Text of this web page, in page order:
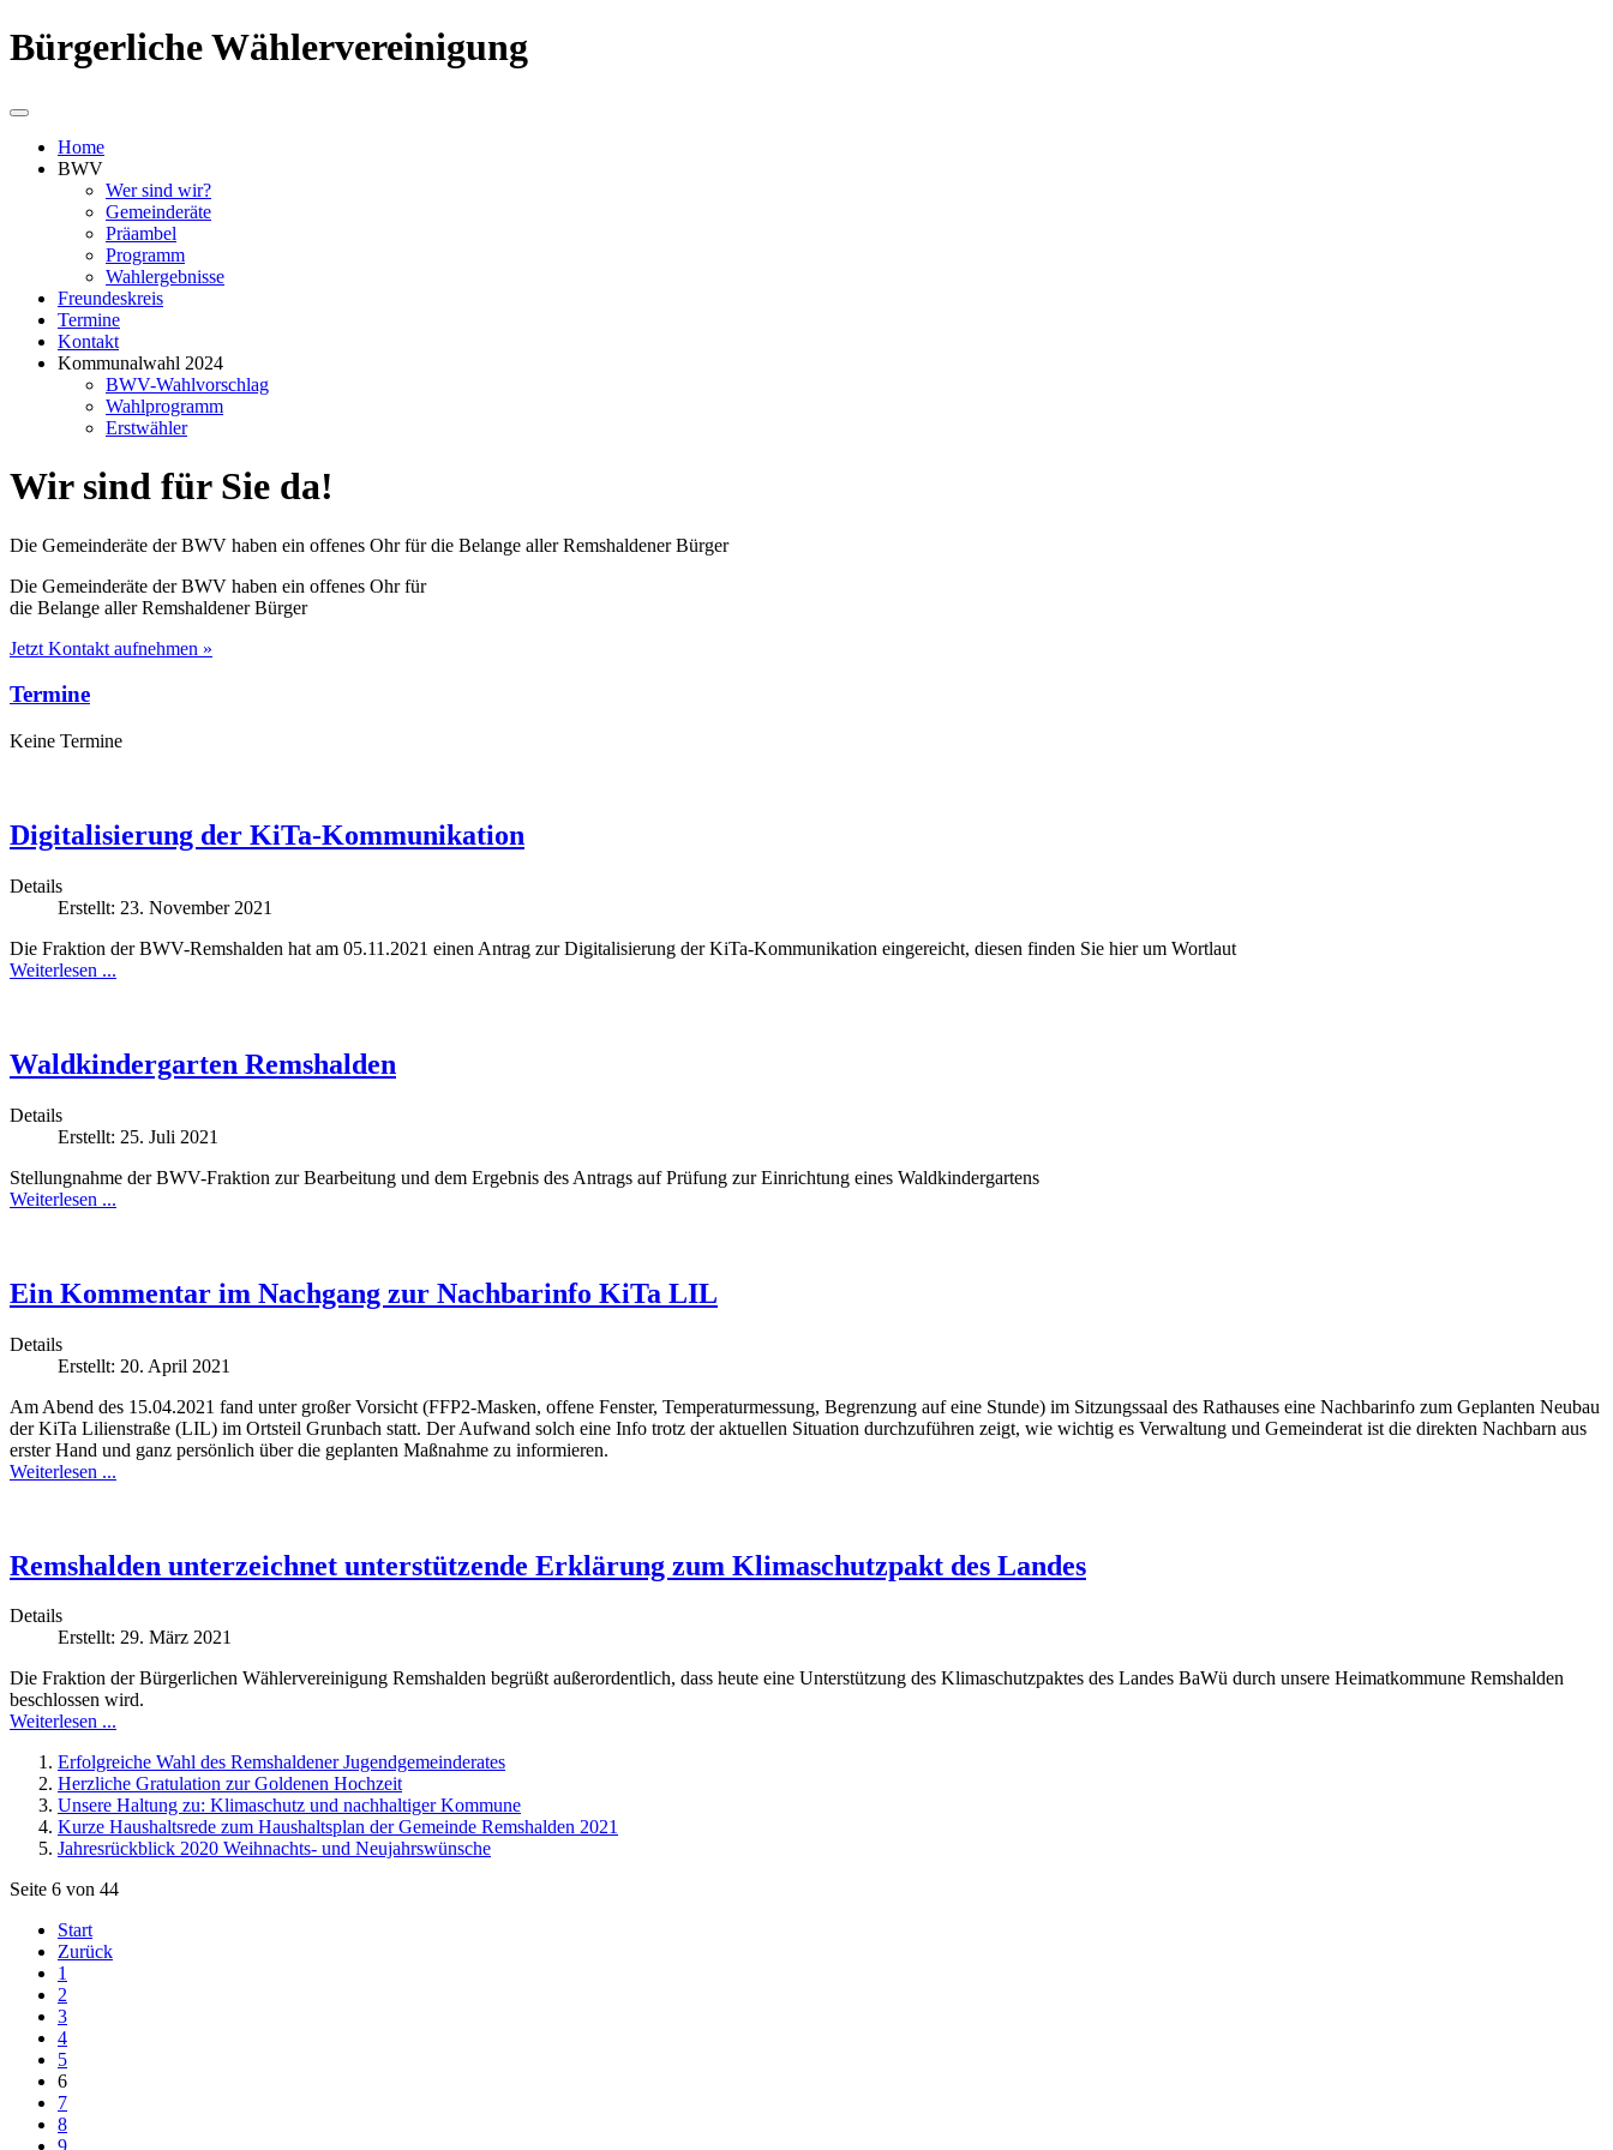
Bürgerliche Wählervereinigung
Home
BWV
Wer sind wir?
Gemeinderäte
Präambel
Programm
Wahlergebnisse
Freundeskreis
Termine
Kontakt
Kommunalwahl 2024
BWV-Wahlvorschlag
Wahlprogramm
Erstwähler
Wir sind für Sie da!
Die Gemeinderäte der BWV haben ein offenes Ohr für die Belange aller Remshaldener Bürger
Die Gemeinderäte der BWV haben ein offenes Ohr für
die Belange aller Remshaldener Bürger
Jetzt Kontakt aufnehmen »
Termine
Keine Termine
Digitalisierung der KiTa-Kommunikation
Details
Erstellt: 23. November 2021
Die Fraktion der BWV-Remshalden hat am 05.11.2021 einen Antrag zur Digitalisierung der KiTa-Kommunikation eingereicht, diesen finden Sie hier um Wortlaut
Weiterlesen ...
Waldkindergarten Remshalden
Details
Erstellt: 25. Juli 2021
Stellungnahme der BWV-Fraktion zur Bearbeitung und dem Ergebnis des Antrags auf Prüfung zur Einrichtung eines Waldkindergartens
Weiterlesen ...
Ein Kommentar im Nachgang zur Nachbarinfo KiTa LIL
Details
Erstellt: 20. April 2021
Am Abend des 15.04.2021 fand unter großer Vorsicht (FFP2-Masken, offene Fenster, Temperaturmessung, Begrenzung auf eine Stunde) im Sitzungssaal des Rathauses eine Nachbarinfo zum Geplanten Neubau
der KiTa Lilienstraße (LIL) im Ortsteil Grunbach statt. Der Aufwand solch eine Info trotz der aktuellen Situation durchzuführen zeigt, wie wichtig es Verwaltung und Gemeinderat ist die direkten Nachbarn aus
erster Hand und ganz persönlich über die geplanten Maßnahme zu informieren.
Weiterlesen ...
Remshalden unterzeichnet unterstützende Erklärung zum Klimaschutzpakt des Landes
Details
Erstellt: 29. März 2021
Die Fraktion der Bürgerlichen Wählervereinigung Remshalden begrüßt außerordentlich, dass heute eine Unterstützung des Klimaschutzpaktes des Landes BaWü durch unsere Heimatkommune Remshalden
beschlossen wird.
Weiterlesen ...
Erfolgreiche Wahl des Remshaldener Jugendgemeinderates
Herzliche Gratulation zur Goldenen Hochzeit
Unsere Haltung zu: Klimaschutz und nachhaltiger Kommune
Kurze Haushaltsrede zum Haushaltsplan der Gemeinde Remshalden 2021
Jahresrückblick 2020 Weihnachts- und Neujahrswünsche
Seite 6 von 44
Start
Zurück
1
2
3
4
5
6
7
8